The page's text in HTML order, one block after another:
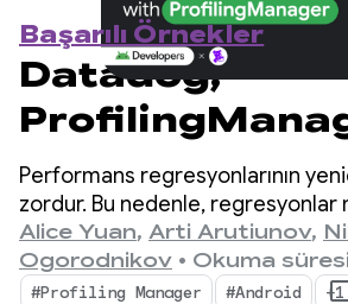
Başarılı Örnekler
Datadog,
milyonlarca
performans
sunuyor
Performans regresyonlarının
zordur. Bu nedenle, regresyonlar
geliştiriciler için büyük bir
oluşturur.
Alice Yuan, Arti Arutiunov,
Ogorodnikov • Okuma
#Profiling Manager #Android +1